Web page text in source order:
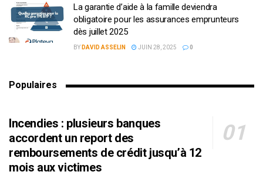
La garantie d’aide à la famille deviendra
obligatoire pour les assurances emprunteurs
dès juillet 2025
BY DAVID ASSELIN JUIN 28, 2025 0
Populaires
Incendies : plusieurs banques
accordent un report des
remboursements de crédit jusqu’à 12
mois aux victimes